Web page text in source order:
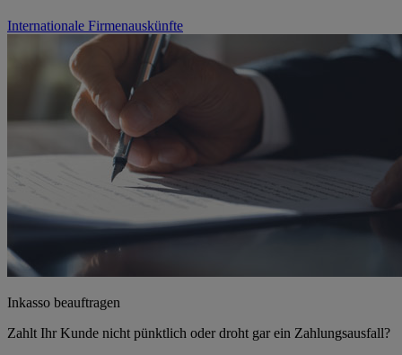
Internationale Firmenauskünfte
Inkasso beauftragen
Zahlt Ihr Kunde nicht pünktlich oder droht gar ein Zahlungsausfall?